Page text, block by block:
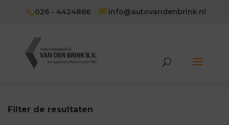
026 - 4424866 info@autovandenbrink.nl
Filter de resultaten